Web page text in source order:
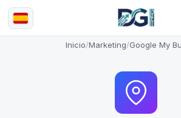
Inicio/Marketing/Google My